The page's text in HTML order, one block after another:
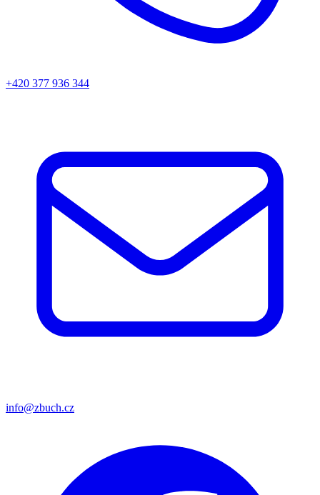
+420 377 936 344
info@zbuch.cz